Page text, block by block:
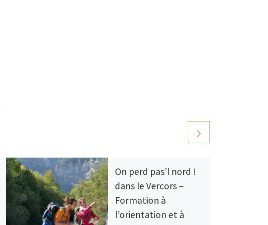
On perd pas’l nord !
dans le Vercors –
Formation à
l’orientation et à